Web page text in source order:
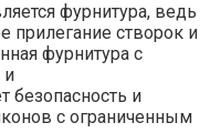
фурнитура, ведь
прилегание створок и
фурнитура с
и
и
с ограниченным